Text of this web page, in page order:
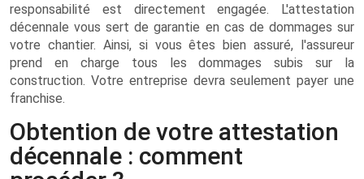
responsabilité est directement engagée. L'attestation
décennale vous sert de garantie en cas de dommages sur
votre chantier. Ainsi, si vous êtes bien assuré, l'assureur
prend en charge tous les dommages subis sur la
construction. Votre entreprise devra seulement payer une
franchise.
Obtention de votre attestation
décennale : comment